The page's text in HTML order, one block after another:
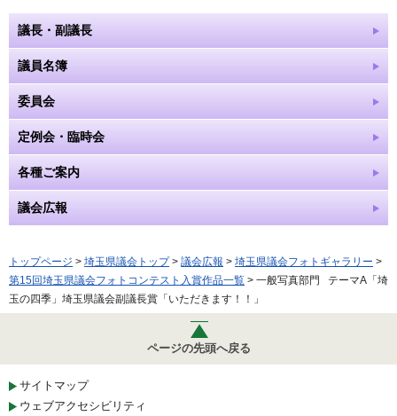
議長・副議長
議員名簿
委員会
定例会・臨時会
各種ご案内
議会広報
トップページ > 埼玉県議会トップ> 議会広報 > 埼玉県議会フォトギャラリー >
第15回埼玉県議会フォトコンテスト入賞作品一覧 > 一般写真部門 テーマA「埼
玉の四季」埼玉県議会副議長賞「いただきます！！」
ページの先頭へ戻る
サイトマップ
ウェブアクセシビリティ